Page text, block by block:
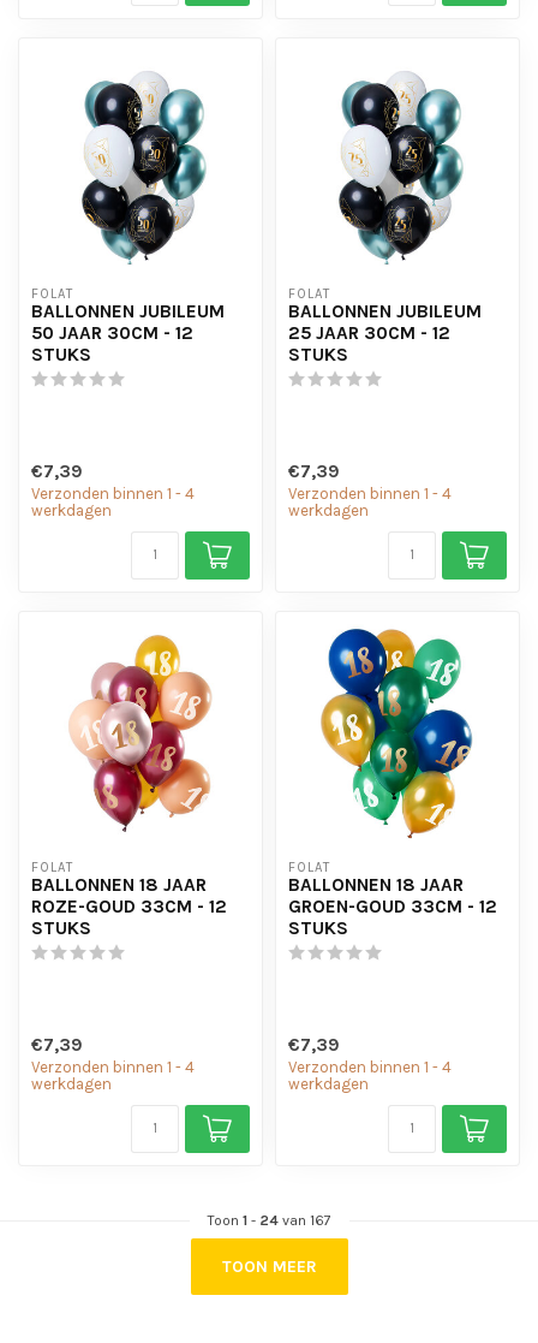
FOLAT
BALLONNEN JUBILEUM
50 JAAR 30CM - 12
STUKS
€7,39
Verzonden binnen 1 - 4
werkdagen
FOLAT
BALLONNEN JUBILEUM
25 JAAR 30CM - 12
STUKS
€7,39
Verzonden binnen 1 - 4
werkdagen
FOLAT
BALLONNEN 18 JAAR
ROZE-GOUD 33CM - 12
STUKS
€7,39
Verzonden binnen 1 - 4
werkdagen
FOLAT
BALLONNEN 18 JAAR
GROEN-GOUD 33CM - 12
STUKS
€7,39
Verzonden binnen 1 - 4
werkdagen
Toon 1- 24van 167
TOON MEER